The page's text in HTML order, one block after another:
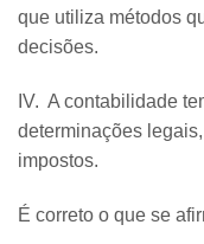
que utiliza métodos
decisões.
IV. A contabilidade
determinações
impostos.
É correto o que se